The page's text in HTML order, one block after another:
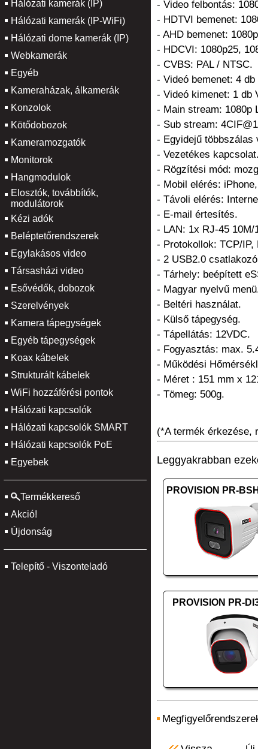
Hálózati kamerák (IP)
Hálózati kamerák (IP-WiFi)
Hálózati dome kamerák (IP)
Webkamerák
Egyéb
Kameraházak, álkamerák
Konzolok
Kötődobozok
Kameramozgatók
Monitorok
Hangmodulok
Elosztók, továbbítók,
modulátorok
Kézi adók
Beléptetőrendszerek
Egylakásos video
Társasházi video
Esővédők, dobozok
Szerelvények
Kamera tápegységek
Egyéb tápegységek
Koax kábelek
Strukturált kábelek
WiFi hozzáférési pontok
Hálózati kapcsolók
Hálózati kapcsolók SMART
Hálózati kapcsolók PoE
Egyebek
Termékkereső
Akció!
Újdonság
Telepítő - Viszonteladó
- Video felbontás:
- HDTVI bemenet:
- AHD bemenet:
- HDCVI: 1080p25,
- CVBS: PAL / NTSC.
- Videó bemenet: 4 db
- Videó kimenet: 1 db
- Main stream: 1080p
- Sub stream:
- Egyidejű többszálas
- Vezetékes kapcsolat.
- Rögzítési mód:
- Mobil elérés:
- Távoli elérés:
- E-mail értesítés.
- LAN: 1x RJ-45 10M/
- Protokollok: TCP/IP,
- 2 USB2.0
- Tárhely: beépített
- Magyar nyelvű
- Beltéri használat.
- Külső tápegység.
- Tápellátás: 12VDC.
- Fogyasztás: max.
- Működési
- Méret : 151 mm x
- Tömeg: 500g.
(*A termék érkezése,
Leggyakrabban
PROVISION PR-